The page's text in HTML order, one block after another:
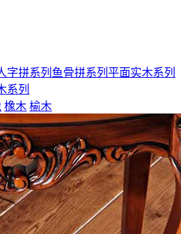
字拼系列 鱼骨拼系列 平面实木系列
系列
橡木 榆木